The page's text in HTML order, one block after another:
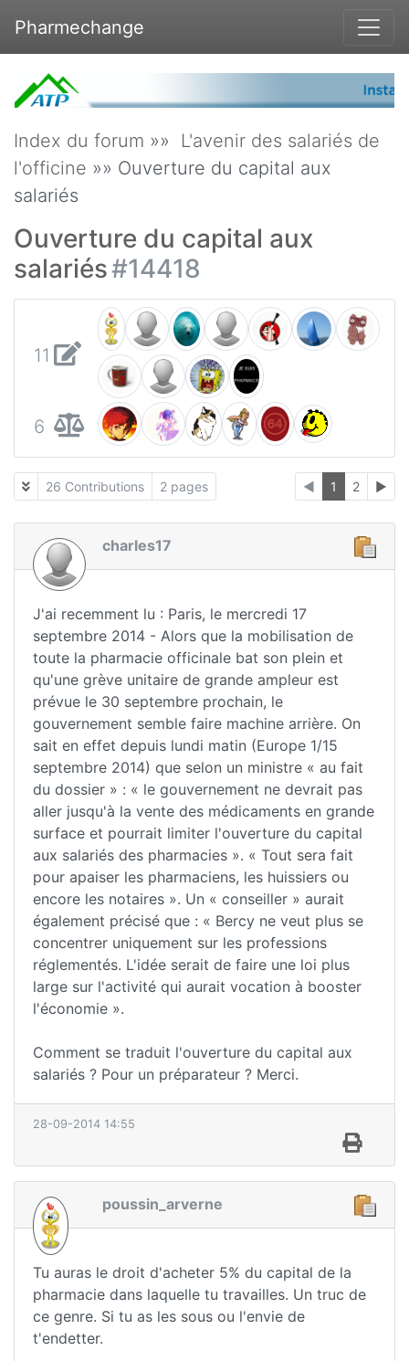
Pharmechange
Index du forum »» L'avenir des salariés de
l'officine »» Ouverture du capital aux
salariés
Ouverture du capital aux
salariés#14418
11
6
26 Contributions 2 pages ◄ 1 2 ►
charles17
J'ai recemment lu : Paris, le mercredi 17
septembre 2014 - Alors que la mobilisation de
toute la pharmacie officinale bat son plein et
qu'une grève unitaire de grande ampleur est
prévue le 30 septembre prochain, le
gouvernement semble faire machine arrière. On
sait en effet depuis lundi matin (Europe 1/15
septembre 2014) que selon un ministre « au fait
du dossier » : « le gouvernement ne devrait pas
aller jusqu'à la vente des médicaments en grande
surface et pourrait limiter l'ouverture du capital
aux salariés des pharmacies ». « Tout sera fait
pour apaiser les pharmaciens, les huissiers ou
encore les notaires ». Un « conseiller » aurait
également précisé que : « Bercy ne veut plus se
concentrer uniquement sur les professions
réglementés. L'idée serait de faire une loi plus
large sur l'activité qui aurait vocation à booster
l'économie ».
Comment se traduit l'ouverture du capital aux
salariés ? Pour un préparateur ? Merci.
28-09-2014 14:55
poussin_arverne
Tu auras le droit d'acheter 5% du capital de la
pharmacie dans laquelle tu travailles. Un truc de
ce genre. Si tu as les sous ou l'envie de
t'endetter.